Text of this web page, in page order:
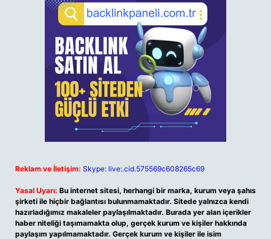
Reklam ve İletişim: Skype: live:.cid.575569c608265c69
Yasal Uyarı: Bu internet sitesi, herhangi bir marka, kurum veya şahıs
şirketi ile hiçbir bağlantısı bulunmamaktadır. Sitede yalnızca kendi
hazırladığımız makaleler paylaşılmaktadır. Burada yer alan içerikler
haber niteliği taşımamakta olup, gerçek kurum ve kişiler hakkında
paylaşım yapılmamaktadır. Gerçek kurum ve kişiler ile isim